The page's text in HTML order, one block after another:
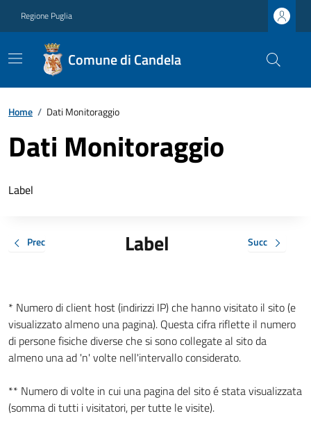
Regione Puglia
Comune di Candela
Home / Dati Monitoraggio
Dati Monitoraggio
Label
Prec Label Succ
* Numero di client host (indirizzi IP) che hanno visitato il sito (e
visualizzato almeno una pagina). Questa cifra riflette il numero
di persone fisiche diverse che si sono collegate al sito da
almeno una ad 'n' volte nell'intervallo considerato.
** Numero di volte in cui una pagina del sito é stata visualizzata
(somma di tutti i visitatori, per tutte le visite).